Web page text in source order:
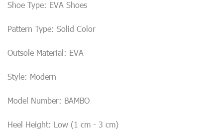
Shoe Type: EVA Shoes
Pattern Type: Solid Color
Outsole Material: EVA
Style: Modern
Model Number: BAMBO
Heel Height: Low (1 cm - 3 cm)